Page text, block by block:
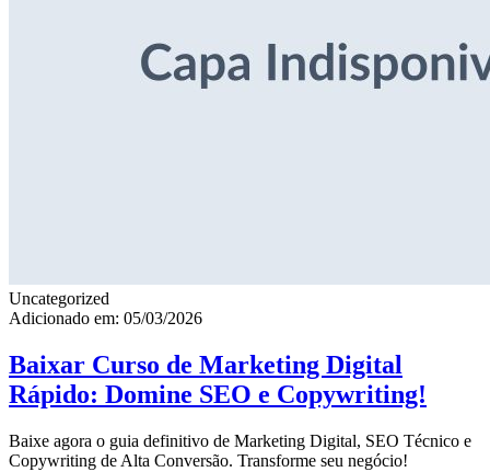
Uncategorized
Adicionado em: 05/03/2026
Baixar Curso de Marketing Digital
Rápido: Domine SEO e Copywriting!
Baixe agora o guia definitivo de Marketing Digital, SEO Técnico e
Copywriting de Alta Conversão. Transforme seu negócio!